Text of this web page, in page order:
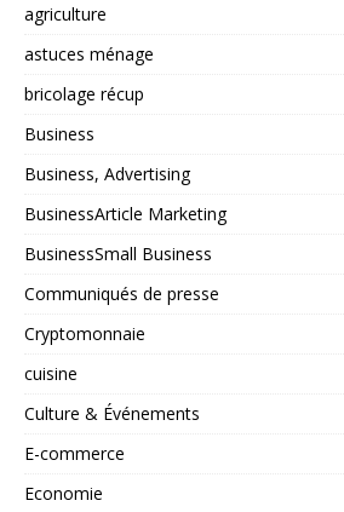
agriculture
astuces ménage
bricolage récup
Business
Business, Advertising
BusinessArticle Marketing
BusinessSmall Business
Communiqués de presse
Cryptomonnaie
cuisine
Culture & Événements
E-commerce
Economie